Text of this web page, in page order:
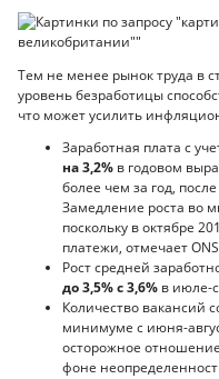
Тем не менее рынок труда в
уровень безработицы
что может усилить
Заработная плата с
на 3,2% в годовом
более чем за год,
Замедление роста во
поскольку в октябре
платежи, отмечает
Рост средней
до 3,5% с 3,6% в июле-
Количество вакансий
минимуме с июня-
осторожное
фоне